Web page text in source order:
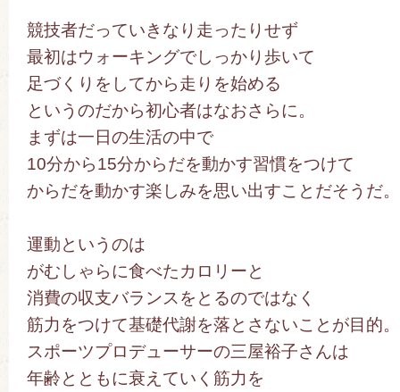
競技者だっていきなり走ったりせず
最初はウォーキングでしっかり歩いて
足づくりをしてから走りを始める
というのだから初心者はなおさらに。
まずは一日の生活の中で
10分から15分からだを動かす習慣をつけて
からだを動かす楽しみを思い出すことだそうだ。
運動というのは
がむしゃらに食べたカロリーと
消費の収支バランスをとるのではなく
筋力をつけて基礎代謝を落とさないことが目的。
スポーツプロデューサーの三屋裕子さんは
年齢とともに衰えていく筋力を